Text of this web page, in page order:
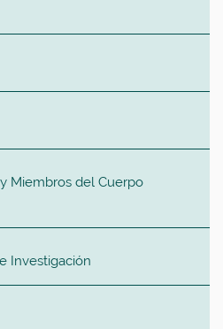
Miembros del Cuerpo
Investigación